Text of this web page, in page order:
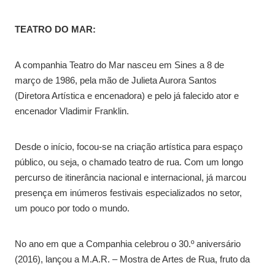
TEATRO DO MAR:
A companhia Teatro do Mar nasceu em Sines a 8 de
março de 1986, pela mão de Julieta Aurora Santos
(Diretora Artística e encenadora) e pelo já falecido ator e
encenador Vladimir Franklin.
Desde o início, focou-se na criação artística para espaço
público, ou seja, o chamado teatro de rua. Com um longo
percurso de itinerância nacional e internacional, já marcou
presença em inúmeros festivais especializados no setor,
um pouco por todo o mundo.
No ano em que a Companhia celebrou o 30.º aniversário
(2016), lançou a M.A.R. – Mostra de Artes de Rua, fruto da